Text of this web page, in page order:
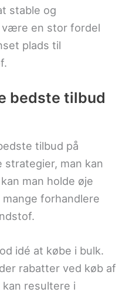
stable og
en stor fordel
plads til
bedste tilbud
tilbud på
man kan
man holde øje
forhandlere
idé at købe i bulk.
rabatter ved køb af
resultere i